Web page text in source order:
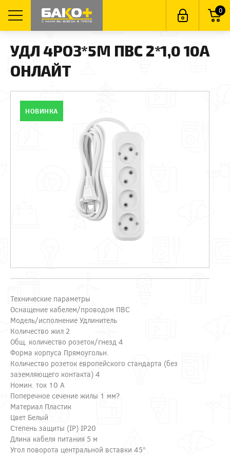
0
УДЛ 4РОЗ*5М ПВС 2*1,0 10А
ОНЛАЙТ
НОВИНКА
Технические параметры
Оснащение кабелем/проводом ПВС
Модель/исполнение Удлинитель
Количество жил 2
Общ. количество розеток/гнезд 4
Форма корпуса Прямоугольн.
Количество розеток европейского стандарта (без
заземляющего контакта) 4
Номин. ток 10 А
Поперечное сечение жилы 1 мм?
Материал Пластик
Цвет Белый
Степень защиты (IP) IP20
Длина кабеля питания 5 м
Угол поворота центральной вставки 45°